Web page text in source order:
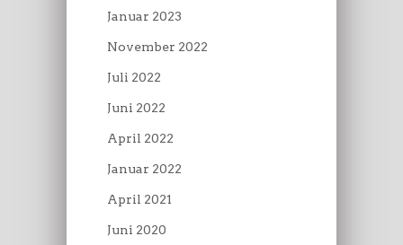
Januar 2023
November 2022
Juli 2022
Juni 2022
April 2022
Januar 2022
April 2021
Juni 2020